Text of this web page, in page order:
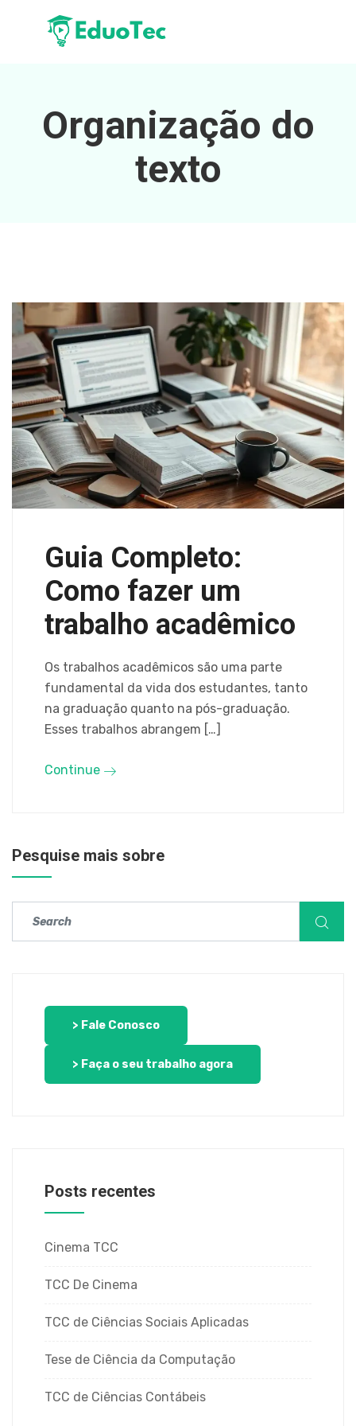
Organização do
texto
Guia Completo:
Como fazer um
trabalho acadêmico
Os trabalhos acadêmicos são uma parte
fundamental da vida dos estudantes, tanto
na graduação quanto na pós-graduação.
Esses trabalhos abrangem […]
Continue
Pesquise mais sobre
> Fale Conosco
> Faça o seu trabalho agora
Posts recentes
Cinema TCC
TCC De Cinema
TCC de Ciências Sociais Aplicadas
Tese de Ciência da Computação
TCC de Ciências Contábeis